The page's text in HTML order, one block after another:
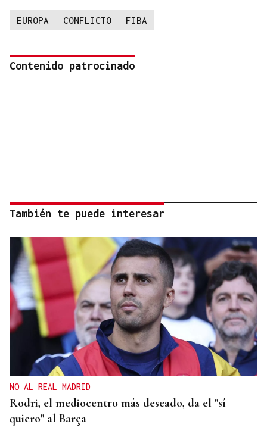
EUROPA CONFLICTO FIBA
Contenido patrocinado
También te puede interesar
NO AL REAL MADRID
Rodri, el mediocentro más deseado, da el "sí
quiero" al Barça